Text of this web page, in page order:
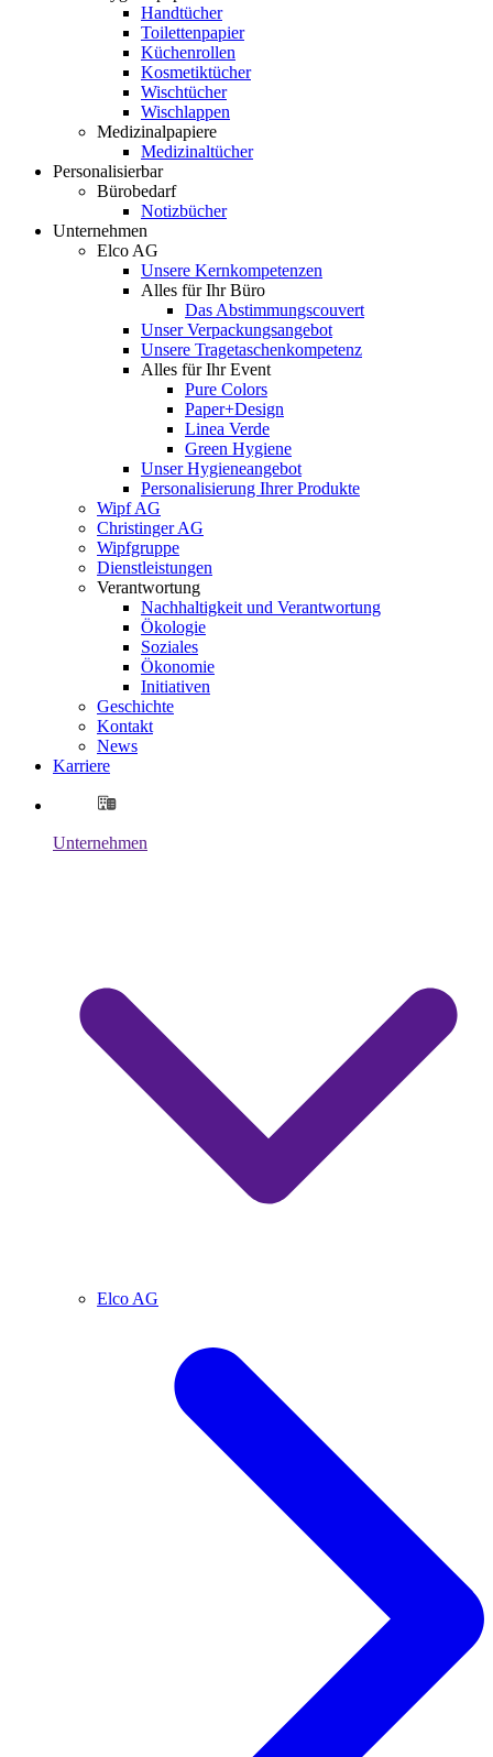
Handtücher
Toilettenpapier
Küchenrollen
Kosmetiktücher
Wischtücher
Wischlappen
Medizinalpapiere
Medizinaltücher
Personalisierbar
Bürobedarf
Notizbücher
Unternehmen
Elco AG
Unsere Kernkompetenzen
Alles für Ihr Büro
Das Abstimmungscouvert
Unser Verpackungsangebot
Unsere Tragetaschenkompetenz
Alles für Ihr Event
Pure Colors
Paper+Design
Linea Verde
Green Hygiene
Unser Hygieneangebot
Personalisierung Ihrer Produkte
Wipf AG
Christinger AG
Wipfgruppe
Dienstleistungen
Verantwortung
Nachhaltigkeit und Verantwortung
Ökologie
Soziales
Ökonomie
Initiativen
Geschichte
Kontakt
News
Karriere
Unternehmen
Elco AG